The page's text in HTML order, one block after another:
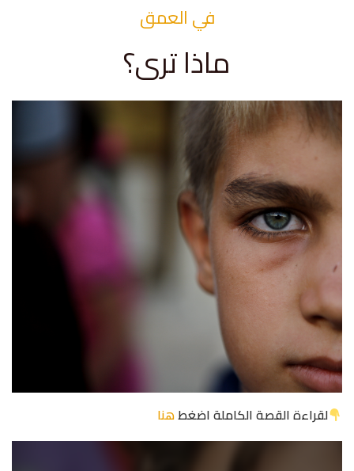
في العمق
ماذا ترى؟
لقراءة القصة الكاملة اضغطهنا